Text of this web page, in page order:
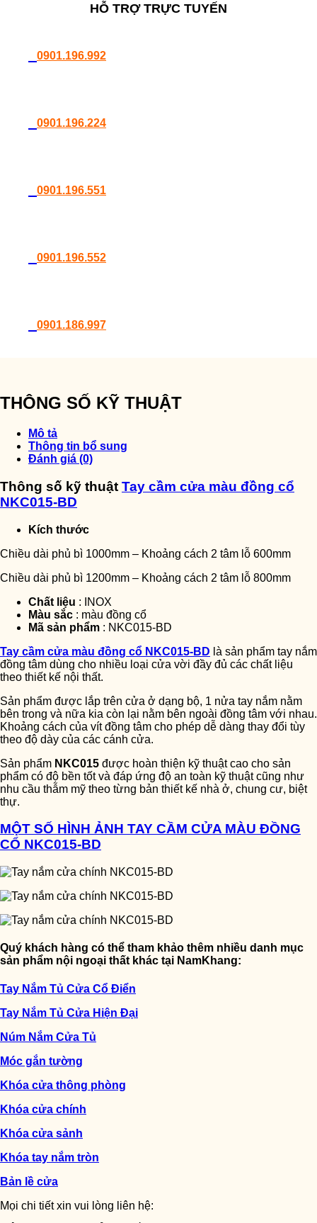
HỖ TRỢ TRỰC TUYẾN
0901.196.992
0901.196.224
0901.196.551
0901.196.552
0901.186.997
THÔNG SỐ KỸ THUẬT
Mô tả
Thông tin bổ sung
Đánh giá (0)
Thông số kỹ thuật Tay cầm cửa màu đồng cổ
NKC015-BD
Kích thước
Chiều dài phủ bì 1000mm – Khoảng cách 2 tâm lỗ 600mm
Chiều dài phủ bì 1200mm – Khoảng cách 2 tâm lỗ 800mm
Chất liệu : INOX
Màu sắc : màu đồng cổ
Mã sản phẩm : NKC015-BD
Tay cầm cửa màu đồng cổ NKC015-BD là sản phẩm tay nắm
đồng tâm dùng cho nhiều loại cửa vời đầy đủ các chất liệu
theo thiết kế nội thất.
Sản phẩm được lắp trên cửa ở dạng bộ, 1 nửa tay nắm nằm
bên trong và nữa kia còn lại nằm bên ngoài đồng tâm với nhau.
Khoảng cách của vít đồng tâm cho phép dễ dàng thay đổi tùy
theo độ dày của các cánh cửa.
Sản phẩm NKC015 được hoàn thiện kỹ thuật cao cho sản
phẩm có độ bền tốt và đáp ứng độ an toàn kỹ thuật cũng như
nhu cầu thẫm mỹ theo từng bản thiết kế nhà ở, chung cư, biệt
thự.
MỘT SỐ HÌNH ẢNH TAY CẦM CỬA MÀU ĐỒNG
CỔ NKC015-BD
Quý khách hàng có thể tham khảo thêm nhiều danh mục
sản phẩm nội ngoại thất khác tại NamKhang:
Tay Nắm Tủ Cửa Cổ Điển
Tay Nắm Tủ Cửa Hiện Đại
Núm Nắm Cửa Tủ
Móc gắn tường
Khóa cửa thông phòng
Khóa cửa chính
Khóa cửa sảnh
Khóa tay nắm tròn
Bản lề cửa
Mọi chi tiết xin vui lòng liên hệ: